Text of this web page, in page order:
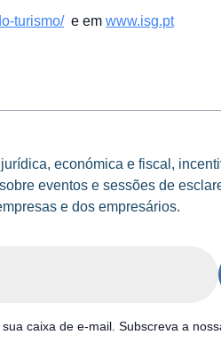
turismo/e em www.isg.pt
económica e fiscal,
eventos e sessões de
e dos empresários.
caixa de e-mail. Subscreva a